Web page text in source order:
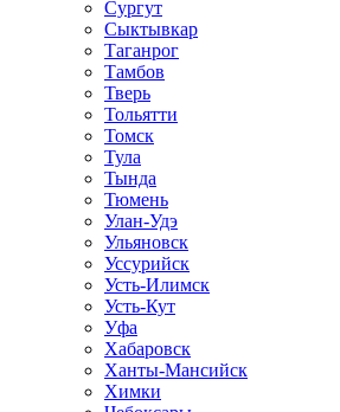
Сургут
Сыктывкар
Таганрог
Тамбов
Тверь
Тольятти
Томск
Тула
Тында
Тюмень
Улан-Удэ
Ульяновск
Уссурийск
Усть-Илимск
Усть-Кут
Уфа
Хабаровск
Ханты-Мансийск
Химки